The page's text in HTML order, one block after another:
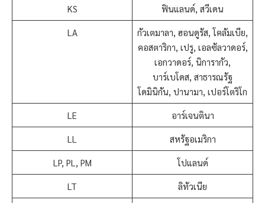
KS ฟินแลนด์, สวีเดน
LA
กัวเตมาลา, ฮอนดูรัส, โคลัมเบีย,
คอสตาริกา, เปรู, เอลซัลวาดอร์,
เอกวาดอร์, นิการากัว,
บาร์เบโดส, สาธารณรัฐ
โดมินิกัน, ปานามา, เปอร์โตริโก
LE อาร์เจนตินา
LL สหรัฐอเมริกา
LP, PL, PM โปแลนด์
LT ลิทัวเนีย